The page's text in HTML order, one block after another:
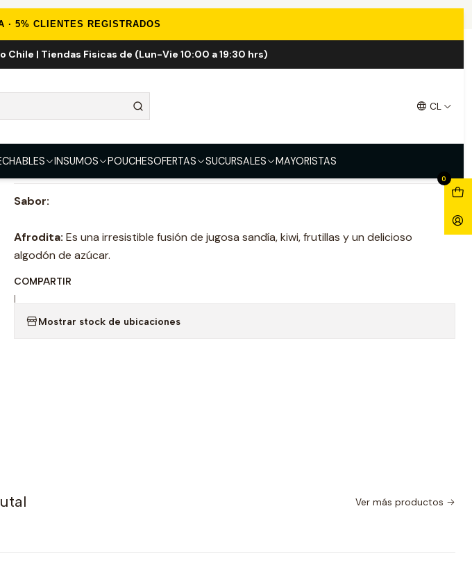
· 5% CLIENTES REGISTRADOS
Chile | Tiendas Fisicas de (Lun-Vie 10:00 a 19:30 hrs)
CL
INSUMOS POUCHESOFERTAS SUCURSALES MAYORISTAS
0
Afrodita 100ml
3mg
Sabor:
Afrodita: Es una irresistible fusión de jugosa sandía, kiwi, frutillas y un delicioso
algodón de azúcar.
COMPARTIR
|
Mostrar stock de ubicaciones
Ver más productos